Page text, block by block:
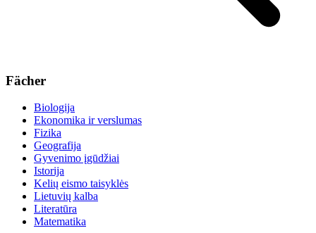
Fächer
Biologija
Ekonomika ir verslumas
Fizika
Geografija
Gyvenimo įgūdžiai
Istorija
Kelių eismo taisyklės
Lietuvių kalba
Literatūra
Matematika